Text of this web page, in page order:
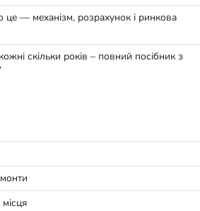
це — механізм, розрахунок і ринкова
скільки років – повний посібник з
місця